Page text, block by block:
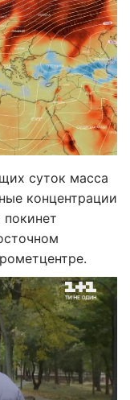
суток масса
концентрации